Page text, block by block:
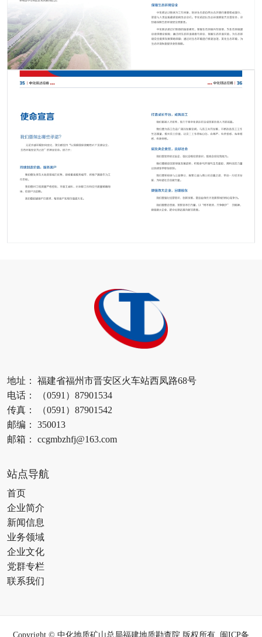
地址： 福建省福州市晋安区火车站西凤路68号
电话： （0591）87901534
传真： （0591）87901542
邮编： 350013
邮箱： ccgmbzhfj@163.com
站点导航
首页
企业简介
新闻信息
业务领域
企业文化
党群专栏
联系我们
Copyright © 中化地质矿山总局福建地质勘查院 版权所有 闽ICP备